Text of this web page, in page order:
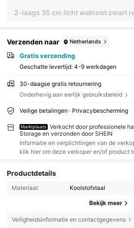
2-laags 35 cm licht walnoot zwart
Verzenden naar Netherlands
Gratis verzending
Geschatte levertijd: 4-9 werkdagen
30-daagse gratis retournering
Onderhevig aan eerlijk gebruiksbeleid
Veilige betalingen · Privacybescherming
Marktplaats
Verkocht door professionele
Storage en verzonden door SHEIN
Informatie en verplichtingen van de
klik hier om deze verkoper en/of product
Productdetails
Materiaal: Koolstofstaal
Bekijk meer
Veiligheidsinformatie en contactgegevens